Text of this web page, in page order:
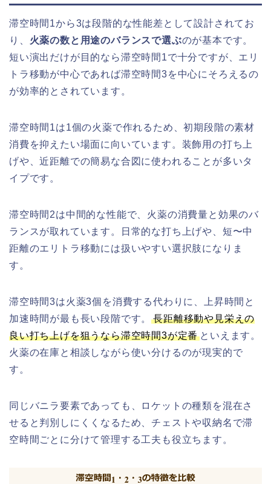
滞空時間1から3は段階的な性能差として設計されてお
り、 火薬の数と用途のバランスで選ぶのが基本です。
短い演出だけが目的なら滞空時間1で十分ですが、エリ
トラ移動が中心であれば滞空時間3を中心にそろえるの
が効率的とされています。
滞空時間1は1個の火薬で作れるため、初期段階の素材
消費を抑えたい場面に向いています。装飾用の打ち上
げや、近距離での簡易な合図に使われることが多いタ
イプです。
滞空時間2は中間的な性能で、火薬の消費量と効果のバ
ランスが取れています。日常的な打ち上げや、短〜中
距離のエリトラ移動には扱いやすい選択肢になりま
す。
滞空時間3は火薬3個を消費する代わりに、上昇時間と
加速時間が最も長い段階です。長距離移動や見栄えの
良い打ち上げを狙うなら滞空時間3が定番 といえます。
火薬の在庫と相談しながら使い分けるのが現実的で
す。
同じバニラ要素であっても、ロケットの種類を混在さ
せると判別しにくくなるため、チェストや収納名で滞
空時間ごとに分けて管理する工夫も役立ちます。